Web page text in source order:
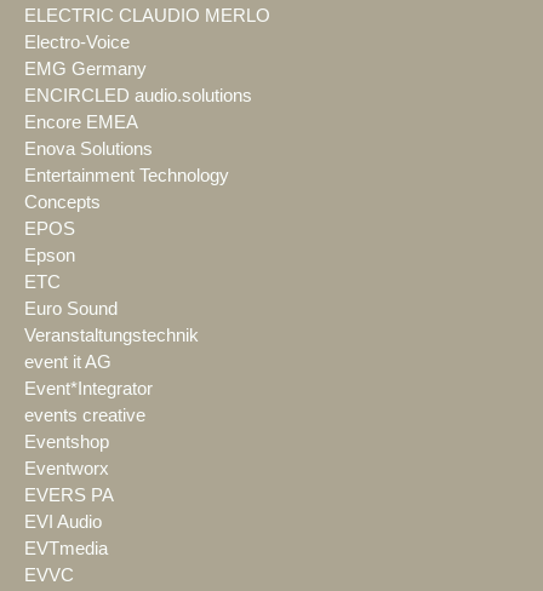
ELECTRIC CLAUDIO MERLO
Electro-Voice
EMG Germany
ENCIRCLED audio.solutions
Encore EMEA
Enova Solutions
Entertainment Technology
Concepts
EPOS
Epson
ETC
Euro Sound
Veranstaltungstechnik
event it AG
Event*Integrator
events creative
Eventshop
Eventworx
EVERS PA
EVI Audio
EVTmedia
EVVC